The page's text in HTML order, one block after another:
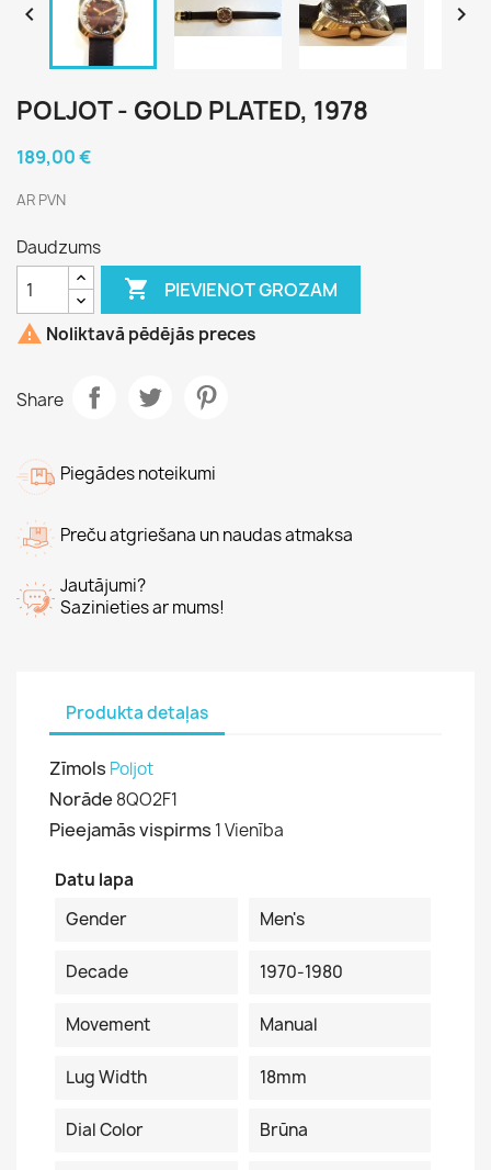
 
POLJOT - GOLD PLATED, 1978
189,00 €
AR PVN
Daudzums
 PIEVIENOT GROZAM
 Noliktavā pēdējās preces
Share
Piegādes noteikumi
Preču atgriešana un naudas atmaksa
Jautājumi?
Sazinieties ar mums!
Produkta detaļas
Zīmols Poljot
Norāde 8QO2F1
Pieejamās vispirms 1 Vienība
Datu lapa
Gender
Men's
Decade 1970-1980
Movement Manual
Lug Width 18mm
Dial Color Brūna